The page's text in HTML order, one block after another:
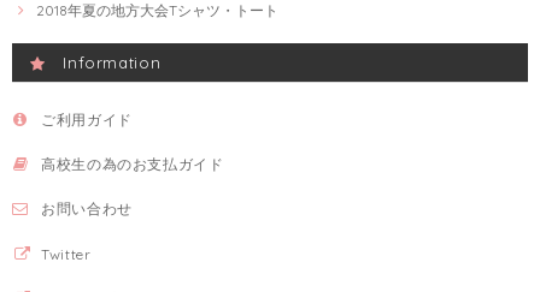
2018年夏の地方大会Tシャツ・トート
Information
ご利用ガイド
高校生の為のお支払ガイド
お問い合わせ
Twitter